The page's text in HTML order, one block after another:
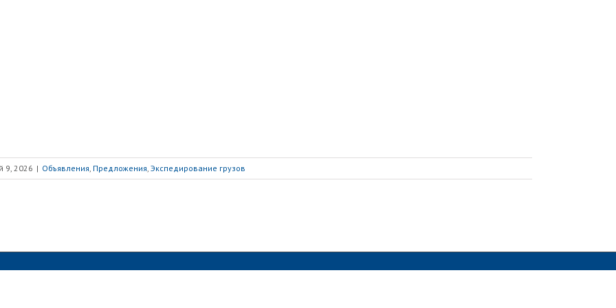
9, 2026 | Объявления, Предложения, Экспедирование грузов